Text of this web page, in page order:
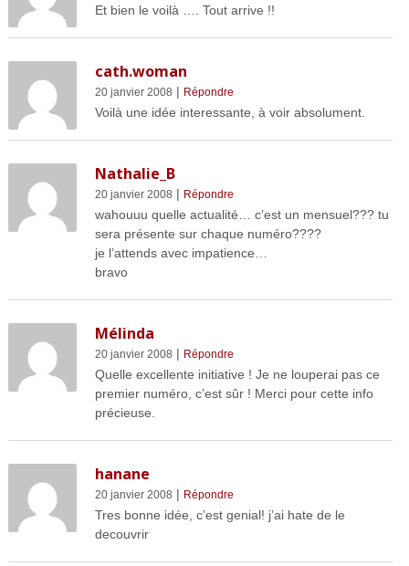
Et bien le voilà …. Tout arrive !!
cath.woman
20 janvier 2008 | Répondre
Voilà une idée interessante, à voir absolument.
Nathalie_B
20 janvier 2008 | Répondre
wahouuu quelle actualité… c’est un mensuel??? tu
sera présente sur chaque numéro????
je l’attends avec impatience…
bravo
Mélinda
20 janvier 2008 | Répondre
Quelle excellente initiative ! Je ne louperai pas ce
premier numéro, c’est sûr ! Merci pour cette info
précieuse.
hanane
20 janvier 2008 | Répondre
Tres bonne idée, c’est genial! j’ai hate de le
decouvrir